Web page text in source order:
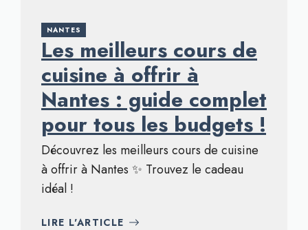
NANTES
Les meilleurs cours de
cuisine à offrir à
Nantes : guide complet
pour tous les budgets !
Découvrez les meilleurs cours de cuisine
à offrir à Nantes ✨ Trouvez le cadeau
idéal !
LIRE L'ARTICLE